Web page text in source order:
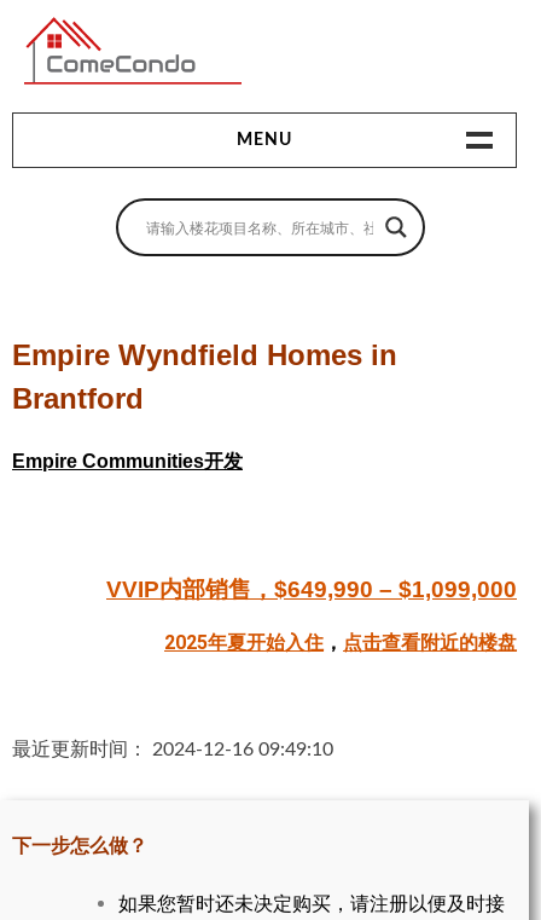
多伦多最新最全的楼花搜索引擎
MENU
地产相关
卖房指南
租房指南
帮您卖房
多伦多地产
大多伦多地区楼花开发商名录
楼花转让专区
多伦多市中心楼花项目
Empire Wyndfield Homes in
Brantford
Empire Communities开发
VVIP内部销售，$649,990 – $1,099,000
2025年夏开始入住 ， 点击查看附近的楼盘
最近更新时间： 2024-12-16 09:49:10
下一步怎么做？
如果您暂时还未决定购买，请注册以便及时接